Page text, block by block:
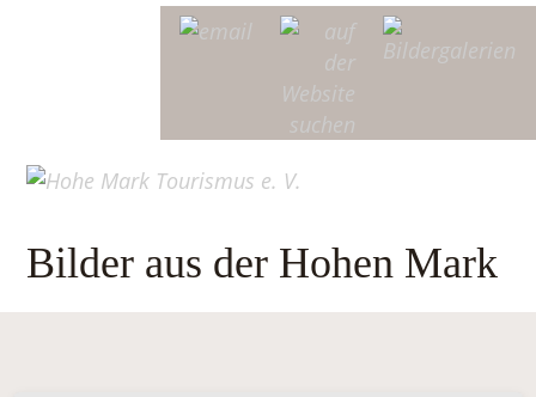
Bilder aus der Hohen Mark